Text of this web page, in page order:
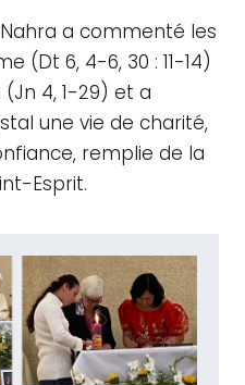
a commenté les
(Dt 6, 4-6, 30 : 11-14)
(Jn 4, 1-29) et a
une vie de charité,
remplie de la
Esprit.